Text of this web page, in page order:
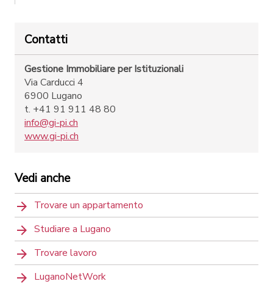
Contatti
Gestione Immobiliare per Istituzionali
Via Carducci 4
6900 Lugano
t. +41 91 911 48 80
info@gi-pi.ch
www.gi-pi.ch
Vedi anche
Trovare un appartamento
Studiare a Lugano
Trovare lavoro
LuganoNetWork